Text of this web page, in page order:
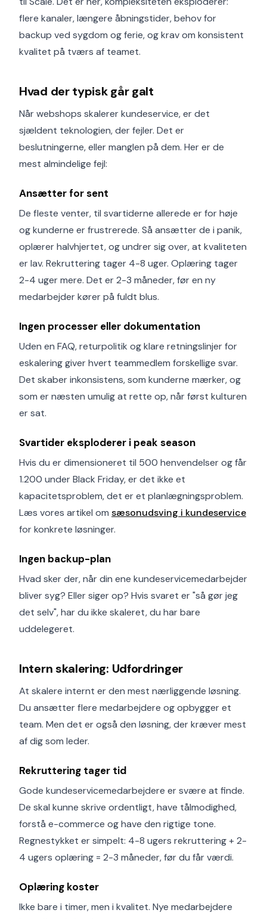
flere kanaler, længere åbningstider, behov for
backup ved sygdom og ferie, og krav om konsistent
kvalitet på tværs af teamet.
Hvad der typisk går galt
Når webshops skalerer kundeservice, er det
sjældent teknologien, der fejler. Det er
beslutningerne, eller manglen på dem. Her er de
mest almindelige fejl:
Ansætter for sent
De fleste venter, til svartiderne allerede er for høje
og kunderne er frustrerede. Så ansætter de i panik,
oplærer halvhjertet, og undrer sig over, at kvaliteten
er lav. Rekruttering tager 4-8 uger. Oplæring tager
2-4 uger mere. Det er 2-3 måneder, før en ny
medarbejder kører på fuldt blus.
Ingen processer eller dokumentation
Uden en FAQ, returpolitik og klare retningslinjer for
eskalering giver hvert teammedlem forskellige svar.
Det skaber inkonsistens, som kunderne mærker, og
som er næsten umulig at rette op, når først kulturen
er sat.
Svartider eksploderer i peak season
Hvis du er dimensioneret til 500 henvendelser og får
1.200 under Black Friday, er det ikke et
kapacitetsproblem, det er et planlægningsproblem.
Læs vores artikel om sæsonudsving i kundeservice
for konkrete løsninger.
Ingen backup-plan
Hvad sker der, når din ene kundeservicemedarbejder
bliver syg? Eller siger op? Hvis svaret er "så gør jeg
det selv", har du ikke skaleret, du har bare
uddelegeret.
Intern skalering: Udfordringer
At skalere internt er den mest nærliggende løsning.
Du ansætter flere medarbejdere og opbygger et
team. Men det er også den løsning, der kræver mest
af dig som leder.
Rekruttering tager tid
Gode kundeservicemedarbejdere er svære at finde.
De skal kunne skrive ordentligt, have tålmodighed,
forstå e-commerce og have den rigtige tone.
Regnestykket er simpelt: 4-8 ugers rekruttering + 2-
4 ugers oplæring = 2-3 måneder, før du får værdi.
Oplæring koster
Ikke bare i timer, men i kvalitet. Nye medarbejdere